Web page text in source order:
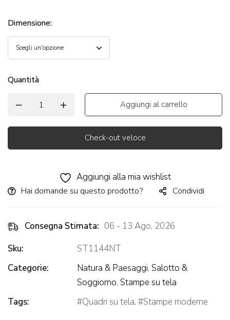
Dimensione:
Quantità
Aggiungi al carrello
Check-out veloce
Aggiungi alla mia wishlist
Hai domande su questo prodotto? Condividi
Consegna Stimata: 06 - 13 Ago, 2026
Sku:
ST1144NT
Categorie:
Natura & Paesaggi, Salotto &
Soggiorno, Stampe su tela
Tags:
Quadri su tela, Stampe moderne